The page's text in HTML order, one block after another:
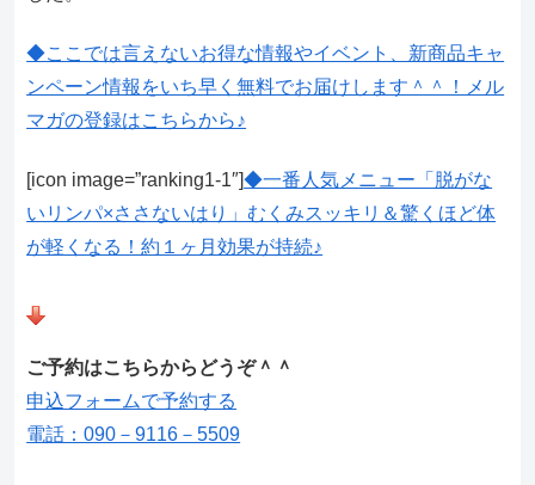
◆ここでは言えないお得な情報やイベント、新商品キャ
ンペーン情報をいち早く無料でお届けします＾＾！メル
マガの登録はこちらから♪
[icon image=”ranking1-1″]◆一番人気メニュー「脱がな
いリンパ×ささないはり」むくみスッキリ＆驚くほど体
が軽くなる！約１ヶ月効果が持続♪
ご予約はこちらからどうぞ＾＾
申込フォームで予約する
電話：090－9116－5509